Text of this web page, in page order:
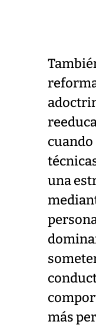
cuando
una
más